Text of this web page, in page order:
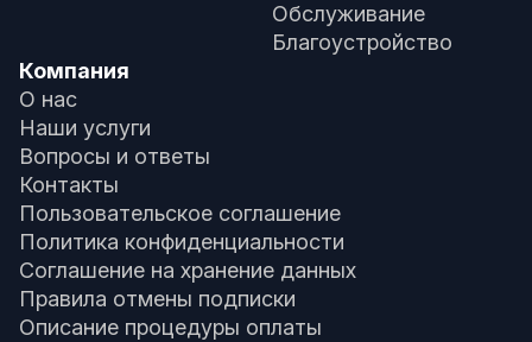
Обслуживание
Благоустройство
Компания
О нас
Наши услуги
Вопросы и ответы
Контакты
Пользовательское соглашение
Политика конфиденциальности
Соглашение на хранение данных
Правила отмены подписки
Описание процедуры оплаты